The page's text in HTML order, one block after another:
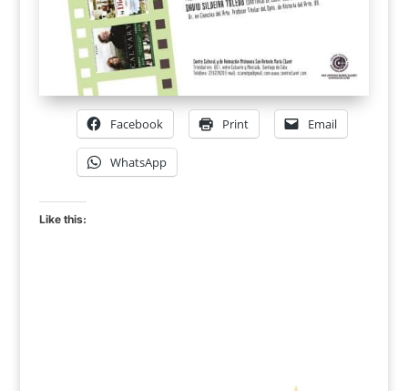
Facebook Print Email
WhatsApp
Like this: